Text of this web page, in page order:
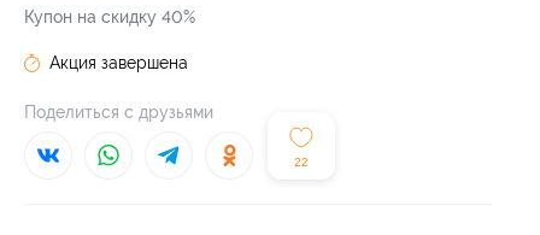
Купон на скидку 40%
22
Акция завершена
Поделиться с друзьями